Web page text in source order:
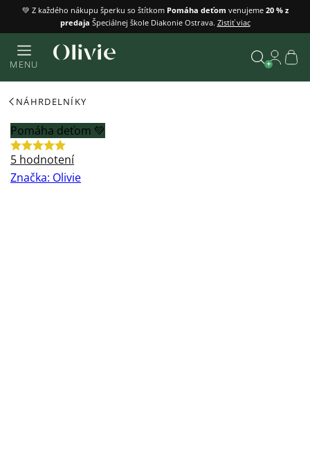
Prejsť
obsah
💚 Z každého nákupu šperku so štítkom Pomáha deťom venujeme 20 % z
predaja Špeciálnej škole Diakonie Ostrava. Zistiť viac
MENU
NÁHRDELNÍKY
Pomáha deťom 💚
Priemerné
hodnotenie
5 hodnotení
Značka: Olivie